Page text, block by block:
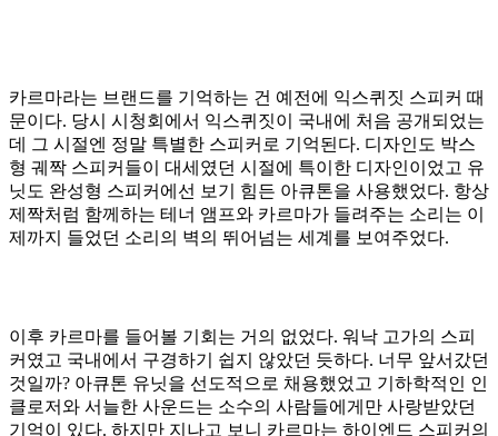
카르마라는 브랜드를 기억하는 건 예전에 익스퀴짓 스피커 때
문이다. 당시 시청회에서 익스퀴짓이 국내에 처음 공개되었는
데 그 시절엔 정말 특별한 스피커로 기억된다. 디자인도 박스
형 궤짝 스피커들이 대세였던 시절에 특이한 디자인이었고 유
닛도 완성형 스피커에선 보기 힘든 아큐톤을 사용했었다. 항상
제짝처럼 함께하는 테너 앰프와 카르마가 들려주는 소리는 이
제까지 들었던 소리의 벽의 뛰어넘는 세계를 보여주었다.
이후 카르마를 들어볼 기회는 거의 없었다. 워낙 고가의 스피
커였고 국내에서 구경하기 쉽지 않았던 듯하다. 너무 앞서갔던
것일까? 아큐톤 유닛을 선도적으로 채용했었고 기하학적인 인
클로저와 서늘한 사운드는 소수의 사람들에게만 사랑받았던
기억이 있다. 하지만 지나고 보니 카르마는 하이엔드 스피커의